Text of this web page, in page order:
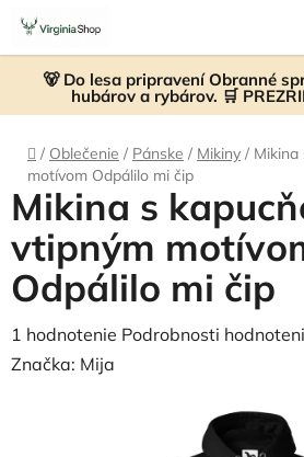
Prejsť
obsah
🐻 Do lesa pripravení Obranné
hubárov a rybárov. 🛒
Domov
/ Oblečenie / Pánske / Mikiny / Mikina
motívom Odpálilo mi čip
Mikina s
vtipným
Odpálilo mi čip
Priemerné
hodnotenie
1 hodnotenie Podrobnosti
Značka: Mija